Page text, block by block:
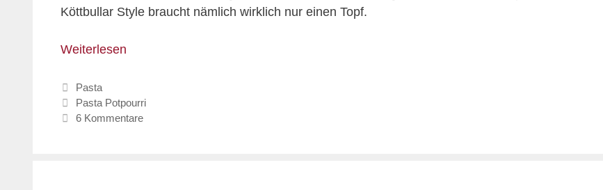
Köttbullar Style braucht nämlich wirklich nur einen Topf.
Weiterlesen
Kategorien
Pasta
Schlagwörter
Pasta Potpourri
6 Kommentare